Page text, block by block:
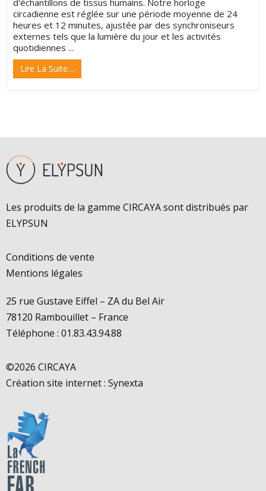
d'échantillons de tissus humains. Notre horloge
circadienne est réglée sur une période moyenne de 24
heures et 12 minutes, ajustée par des synchroniseurs
externes tels que la lumière du jour et les activités
quotidiennes ...
Lire La Suite…
Les produits de la gamme CIRCAYA sont distribués par
ELYPSUN
Conditions de vente
Mentions légales
25 rue Gustave Eiffel – ZA du Bel Air
78120 Rambouillet – France
Téléphone : 01.83.43.94.88
©2026 CIRCAYA
Création site internet : Synexta